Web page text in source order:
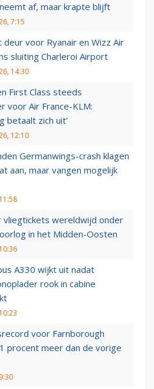
af, maar krapte blijft
7:15
deur voor Ryanair en Wizz Air
sluiting Charleroi Airport
14:30
First Class steeds
voor Air France-KLM:
betaalt zich uit’
12:10
Germanwings-crash klagen
aan, maar vangen mogelijk
vliegtickets wereldwijd onder
in het Midden-Oosten
A330 wijkt uit nadat
rook in cabine
voor Farnborough
procent meer dan de vorige